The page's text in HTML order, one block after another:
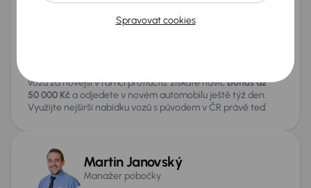
přivezeme k detailní prohlídce a testovací jízdě.
vozu za novější v rámci protiúčtu, získáte navícbonus až
50 000 Kča odjedete v novém automobilu ještě týž den.
Využijte nejširší nabídku vozů s původem v ČR právě teď.
Martin Janovský
Manažer pobočky
Spravovat cookies